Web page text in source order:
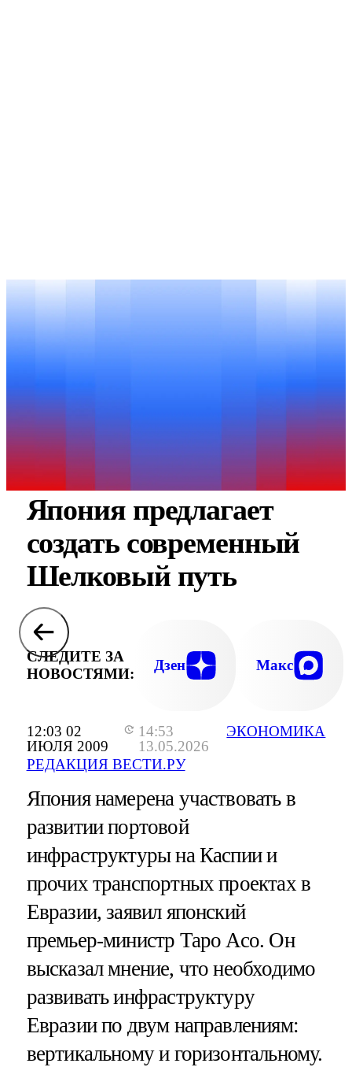
12:03 02
ИЮЛЯ 2009
14:53
13.05.2026
РЕДАКЦИЯ ВЕСТИ.РУ
ЭКОНОМИКА
Япония предлагает
создать современный
Шелковый путь
СЛЕДИТЕ ЗА
НОВОСТЯМИ:
Дзен Макс
Япония намерена участвовать в
развитии портовой
инфраструктуры на Каспии и
прочих транспортных проектах в
Евразии, заявил японский
премьер-министр Таро Асо. Он
высказал мнение, что необходимо
развивать инфраструктуру
Евразии по двум направлениям:
вертикальному и горизонтальному.